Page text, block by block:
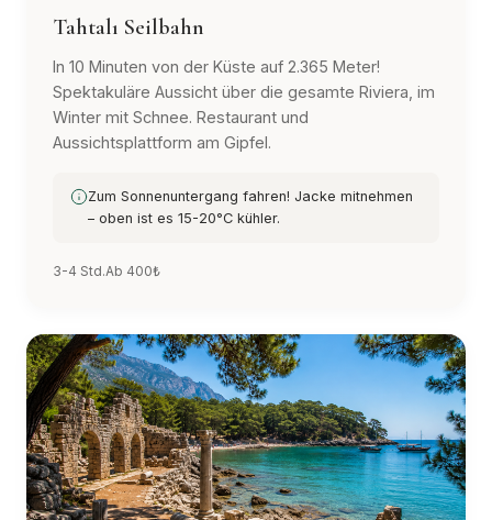
Tahtalı Seilbahn
In 10 Minuten von der Küste auf 2.365 Meter!
Spektakuläre Aussicht über die gesamte Riviera, im
Winter mit Schnee. Restaurant und
Aussichtsplattform am Gipfel.
Zum Sonnenuntergang fahren! Jacke mitnehmen
– oben ist es 15-20°C kühler.
3-4 Std.Ab 400₺